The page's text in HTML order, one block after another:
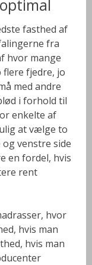
fasthed af
fra
hvor mange
flere fjedre, jo
med andre
i forhold til
enkelte af
at vælge to
venstre side
en fordel, hvis
rent
hvor
hvis man
hvis man